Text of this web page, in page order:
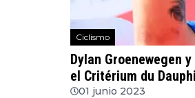
Ciclismo
Dylan Groenewegen
el Critérium du
01 junio 2023